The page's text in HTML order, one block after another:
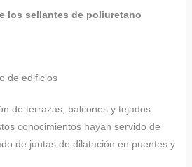
los sellantes de poliuretano
de edificios
de terrazas, balcones y tejados
conocimientos hayan servido de
de juntas de dilatación en puentes y